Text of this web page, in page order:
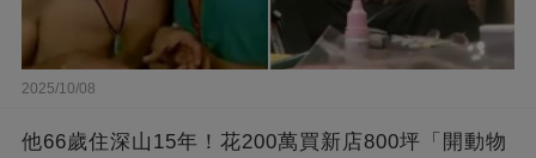
2025/10/08
他66歲住深山15年！花200萬買新店800坪「開動物